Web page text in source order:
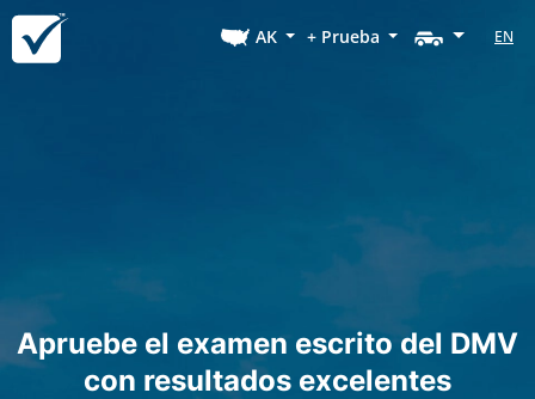
AK + Prueba EN
Apruebe el examen escrito del DMV
con resultados excelentes